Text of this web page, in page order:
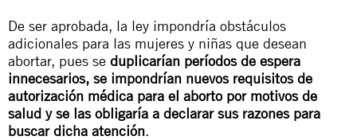
De ser aprobada, la ley impondría obstáculos
adicionales para las mujeres y niñas que desean
abortar, pues se duplicarían períodos de espera
innecesarios, se impondrían nuevos requisitos de
autorización médica para el aborto por motivos de
salud y se las obligaría a declarar sus razones para
buscar dicha atención.